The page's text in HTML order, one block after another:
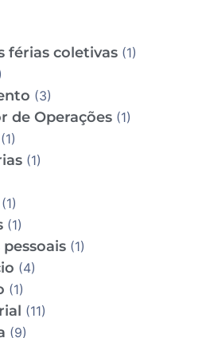
férias coletivas (1)
(3)
de Operações (1)
(1)
(1)
(1)
(1)
(1)
(4)
(1)
(11)
(9)